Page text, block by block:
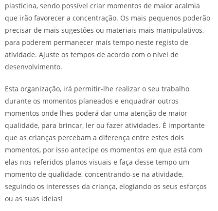
plasticina, sendo possível criar momentos de maior acalmia
que irão favorecer a concentração. Os mais pequenos poderão
precisar de mais sugestões ou materiais mais manipulativos,
para poderem permanecer mais tempo neste registo de
atividade. Ajuste os tempos de acordo com o nível de
desenvolvimento.
Esta organização, irá permitir-lhe realizar o seu trabalho
durante os momentos planeados e enquadrar outros
momentos onde lhes poderá dar uma atenção de maior
qualidade, para brincar, ler ou fazer atividades. É importante
que as crianças percebam a diferença entre estes dois
momentos, por isso antecipe os momentos em que está com
elas nos referidos planos visuais e faça desse tempo um
momento de qualidade, concentrando-se na atividade,
seguindo os interesses da criança, elogiando os seus esforços
ou as suas ideias!